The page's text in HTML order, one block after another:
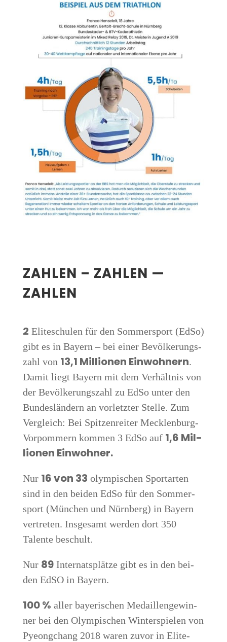
ZAH­LEN – ZAH­LEN —
ZAHLEN
2 Eli­te­schu­len für den Som­mer­sport (EdSo)
gibt es in Bay­ern – bei einer Bevöl­ke­rungs­
zahl von 13,1 Mil­lio­nen Ein­woh­nern.
Damit liegt Bay­ern mit dem Ver­hält­nis von
der Bevöl­ke­rungs­zahl zu EdSo unter den
Bun­des­län­dern an vor­letz­ter Stel­le. Zum
Ver­gleich: Bei Spit­zen­rei­ter Meck­len­burg-
Vor­pom­mern kom­men 3 EdSo auf 1,6 Mil­
lio­nen Einwohner.
Nur 16 von 33 olym­pi­schen Sport­ar­ten
sind in den bei­den EdSo für den Som­mer­
sport (Mün­chen und Nürn­berg) in Bay­ern
ver­tre­ten. Ins­ge­samt wer­den dort 350
Talen­te beschult.
Nur 89Inter­nats­plät­ze gibt es in den bei­
den EdSO in Bayern.
100 % aller baye­ri­schen Medail­len­ge­win­
ner bei den Olym­pi­schen Win­ter­spie­len von
Pye­ongchang 2018 waren zuvor in Eli­te­